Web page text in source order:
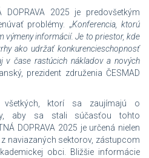
DOPRAVA 2025 je predovšetkým
problémy. „Konferencia, ktorú
výmeny informácií. Je to priestor, kde
ako udržať konkurencieschopnosť
v čase rastúcich nákladov a nových
prezident združenia ČESMAD
všetkých, ktorí sa zaujímajú o
aby sa stali súčasťou tohto
DOPRAVA 2025 je určená nielen
naviazaných sektorov, zástupcom
obci. Bližšie informácie